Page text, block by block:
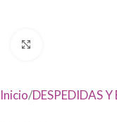
Inicio DESPEDIDAS